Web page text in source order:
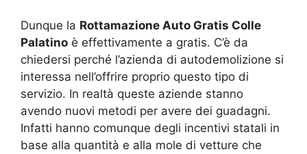
Dunque la Rottamazione Auto Gratis Colle
Palatino è effettivamente a gratis. C’è da
chiedersi perché l’azienda di autodemolizione si
interessa nell’offrire proprio questo tipo di
servizio. In realtà queste aziende stanno
avendo nuovi metodi per avere dei guadagni.
Infatti hanno comunque degli incentivi statali in
base alla quantità e alla mole di vetture che